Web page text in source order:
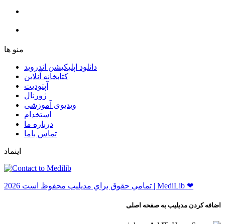
ﻣﻨﻮ ﻫﺎ
دانلود اپلیکیشن اندروید
ﮐﺘﺎﺑﺨﺎﻧﻪ ﺁﻧﻼﯾﻦ
ﺁﭘﺘﻮﺩﯾﺖ
ﮊﻭﺭﻧﺎﻝ
ویدیوی آموزشی
استخدام
درباره ما
ﺗﻤﺎﺱ ﺑﺎﻣﺎ
اینماد
ﺗﻤﺎﻣﻲ ﺣﻘﻮﻕ ﺑﺮاﻱ ﻣﺪﻳﻠﻴﺐ ﻣﺤﻔﻮﻅ اﺳﺖ 2026 | MediLib ❤
اضافه کردن مدیلیب به صفحه اصلی